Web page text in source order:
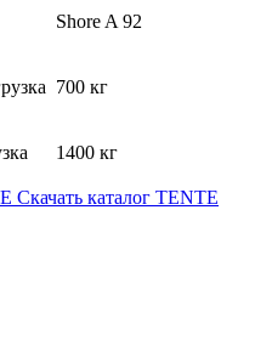
Shore A 92
700 кг
1400 кг
Скачать каталог TENTE